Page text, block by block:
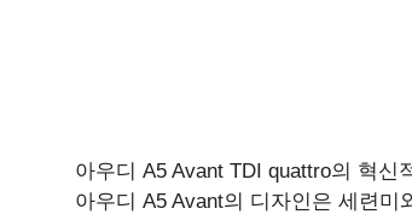
아우디 A5 Avant TDI quattro의 혁신
아우디 A5 Avant의 디자인은 세련